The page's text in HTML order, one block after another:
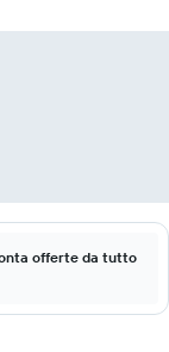
offerte da tutto